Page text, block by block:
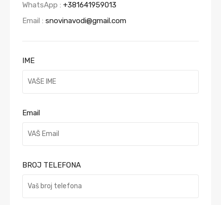
WhatsApp : +381641959013
Email : snovinavodi@gmail.com
IME
Email
BROJ TELEFONA